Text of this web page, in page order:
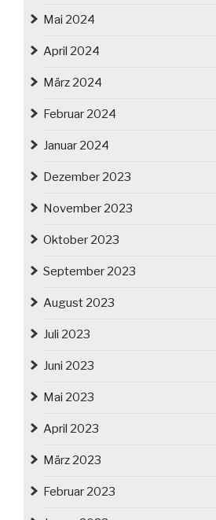
Mai 2024
April 2024
März 2024
Februar 2024
Januar 2024
Dezember 2023
November 2023
Oktober 2023
September 2023
August 2023
Juli 2023
Juni 2023
Mai 2023
April 2023
März 2023
Februar 2023